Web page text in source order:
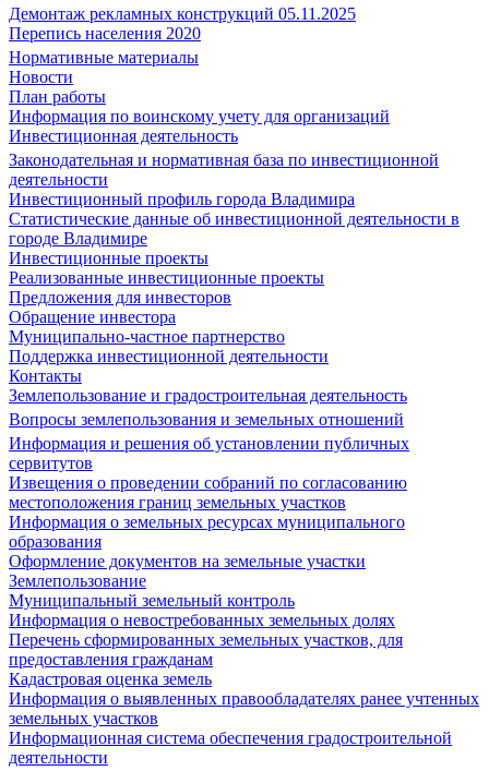
Демонтаж рекламных конструкций 05.11.2025
Перепись населения 2020
Нормативные материалы
Новости
План работы
Информация по воинскому учету для организаций
Инвестиционная деятельность
Законодательная и нормативная база по инвестиционной
деятельности
Инвестиционный профиль города Владимира
Статистические данные об инвестиционной деятельности в
городе Владимире
Инвестиционные проекты
Реализованные инвестиционные проекты
Предложения для инвесторов
Обращение инвестора
Муниципально-частное партнерство
Поддержка инвестиционной деятельности
Контакты
Землепользование и градостроительная деятельность
Вопросы землепользования и земельных отношений
Информация и решения об установлении публичных
сервитутов
Извещения о проведении собраний по согласованию
местоположения границ земельных участков
Информация о земельных ресурсах муниципального
образования
Оформление документов на земельные участки
Землепользование
Муниципальный земельный контроль
Информация о невостребованных земельных долях
Перечень сформированных земельных участков, для
предоставления гражданам
Кадастровая оценка земель
Информация о выявленных правообладателях ранее учтенных
земельных участков
Информационная система обеспечения градостроительной
деятельности